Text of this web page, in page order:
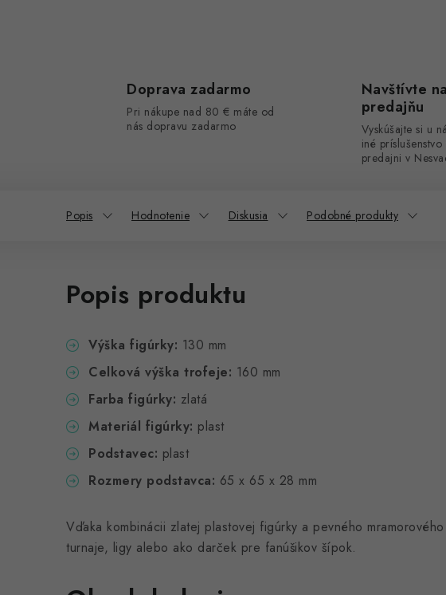
Doprava zadarmo
Pri nákupe nad 80 € máte od
nás dopravu zadarmo
Navštívte
predajňu
Vyskúšajte si u
iné príslušenstvo
predajni v
Popis Hodnotenie Diskusia Podobné produkty
Popis produktu
Výška figúrky: 130 mm
Celková výška trofeje: 160 mm
Farba figúrky: zlatá
Materiál figúrky: plast
Podstavec: plast
Rozmery podstavca: 65 x 65 x 28 mm
Vďaka kombinácii zlatej plastovej figúrky a pevného
turnaje, ligy alebo ako darček pre fanúšikov šípok.